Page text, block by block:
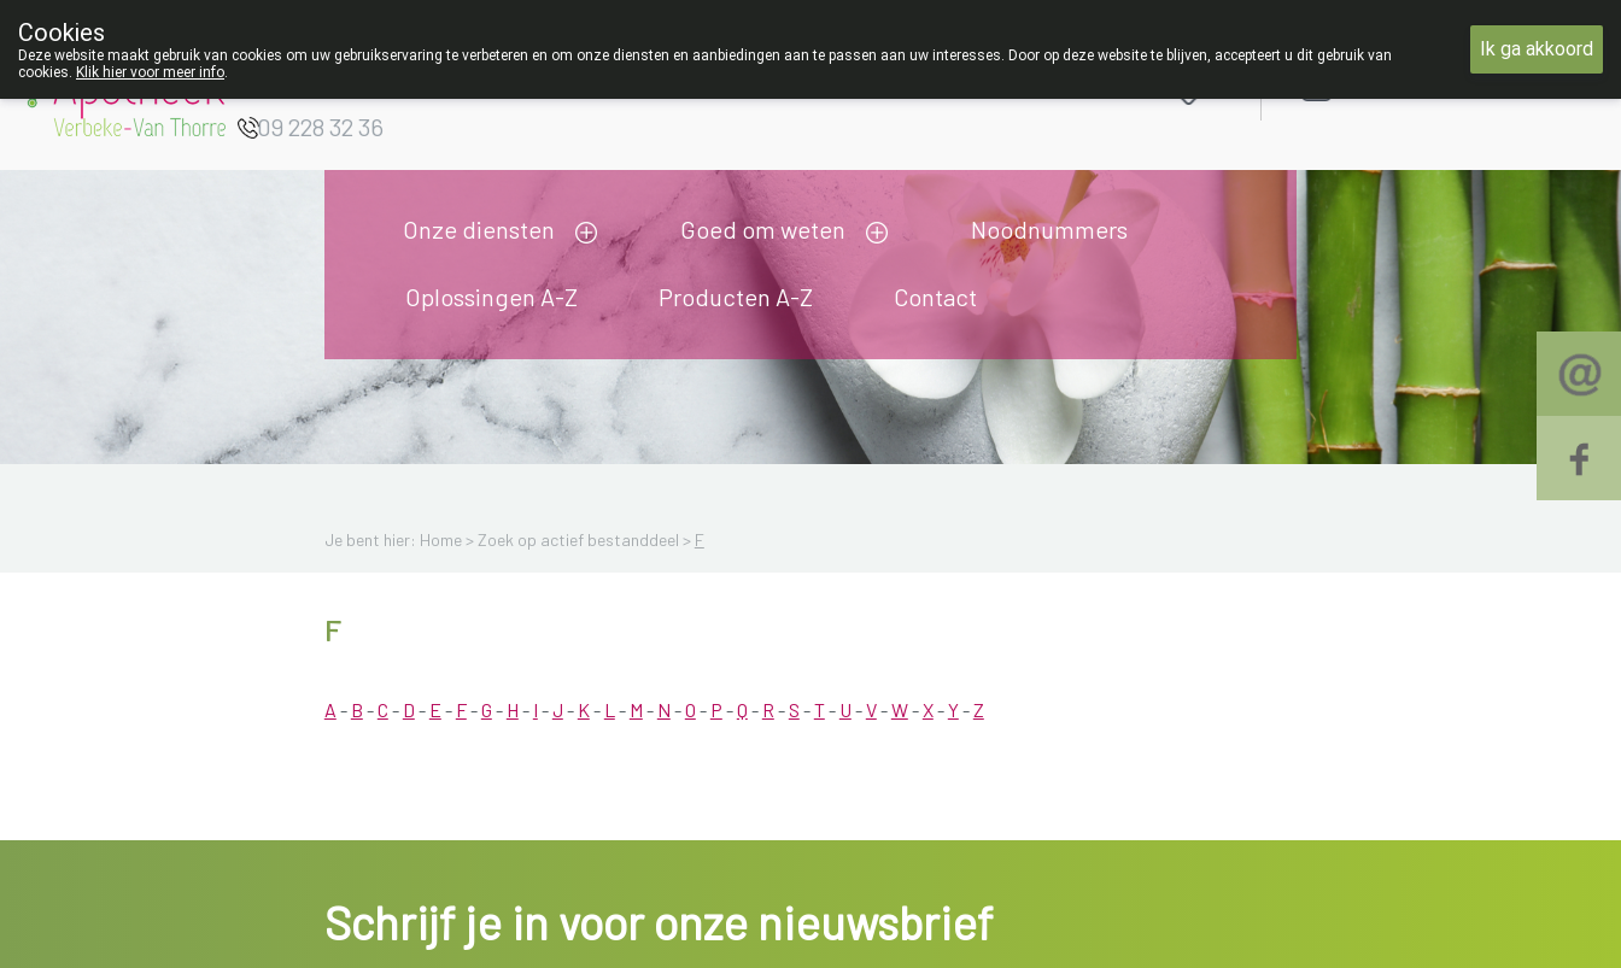
Apotheek Verbeke
09 228 32 36
Onze diensten Goed om weten Noodnummers
Oplossingen A-Z Producten A-Z Contact
Je bent hier: Home > Zoek op actief bestanddeel > F
F
A - B -C - D - E - F-G - H - I -J - K- L - M - N -O - P -Q - R -S -T- U -V-W-X-Y-Z
Schrijf je in voor onze nieuwsbrief
Cookies
Deze website maakt gebruik van cookies om uw gebruikservaring te verbeteren en om onze diensten en aanbiedingen aan te passen aan uw interesses. Door op deze website te blijven, accepteert u dit gebruik van
cookies. Klik hier voor meer info.
Ik ga akkoord